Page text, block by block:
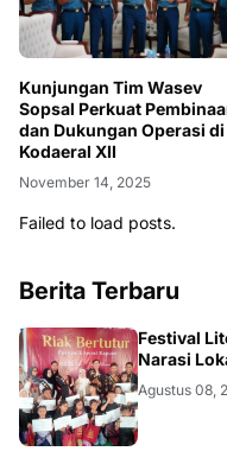
Kunjungan Tim Wasev
Sopsal Perkuat
dan Dukungan Operasi di
Kodaeral XII
November 14, 2025
Failed to load posts.
Berita Terbaru
DAERAH
Festival
Narasi
Agustus 08,